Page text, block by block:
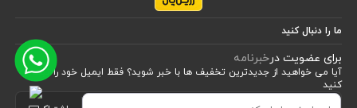
ما را دنبال کنید
برای عضویت درخبرنامه
آیا می خواهید از جدید‌ترین تخفیف‌ ها با‌ خبر شوید؟ فقط ایمیل خود را ثبت
کنید